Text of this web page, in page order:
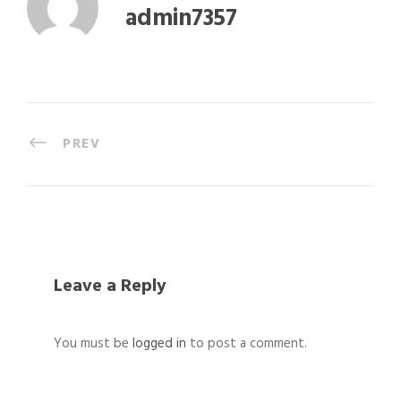
admin7357
PREV
Leave a Reply
You must be logged in to post a comment.